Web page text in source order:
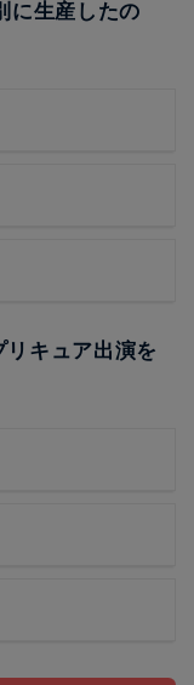
に生産したの
キュア出演を